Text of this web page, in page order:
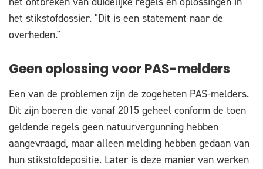
het stikstofdossier. "Dit is een statement naar de
overheden."
Geen oplossing voor PAS-melders
Een van de problemen zijn de zogeheten PAS-melders.
Dit zijn boeren die vanaf 2015 geheel conform de toen
geldende regels geen natuurvergunning hebben
aangevraagd, maar alleen melding hebben gedaan van
hun stikstofdepositie. Later is deze manier van werken